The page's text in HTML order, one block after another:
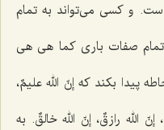
و کسى می‌تواند به تمام
تمام صفات بارى کما هى هى
پیدا بکند کهإنّ الله علیمٌ،
الله رازقٌ، إنّ الله خالقٌ. به